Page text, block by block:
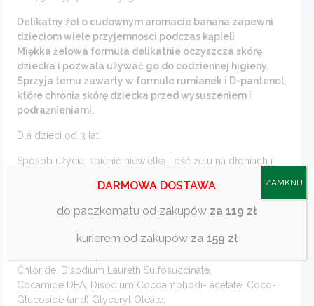
Delikatny żel o cudownym aromacie banana zapewni
dzieciom wiele przyjemności podczas kąpieli
Miękka żelowa formuła delikatnie oczyszcza skórę
dziecka i pozwala używać go do codziennej higieny.
Sprzyja temu zawarty w formule rumianek i D-pantenol,
które chronią skórę dziecka przed wysuszeniem i
podrażnieniami.
Dla dzieci od 3 lat.
Sposób użycia: spienić niewielką ilość żelu na dłoniach i
Środki ostrożności: tylko do użytku zewnętrznego.
Środki ostrożności: indywidualna nadwrażliwość na
Chloride, Disodium Laureth Sulfosuccinate,
Cocamide DEA, Disodium Cocoamphodi- acetate, Coco-
Glucoside (and) Glyceryl Oleate;
DARMOWA DOSTAWA
do paczkomatu od zakupów za 119 zł
kurierem od zakupów za 159 zł
ZAMKNIJ